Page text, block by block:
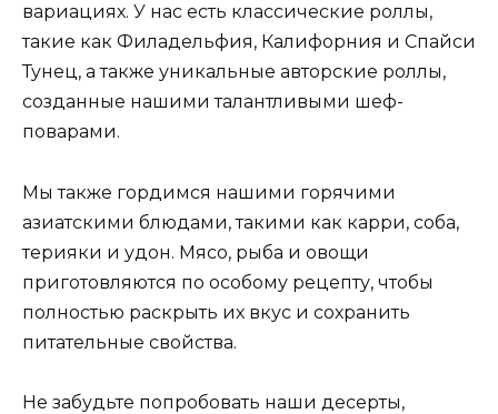
вариациях. У нас есть классические роллы,
такие как Филадельфия, Калифорния и Спайси
Тунец, а также уникальные авторские роллы,
созданные нашими талантливыми шеф-
поварами.
Мы также гордимся нашими горячими
азиатскими блюдами, такими как карри, соба,
терияки и удон. Мясо, рыба и овощи
приготовляются по особому рецепту, чтобы
полностью раскрыть их вкус и сохранить
питательные свойства.
Не забудьте попробовать наши десерты,